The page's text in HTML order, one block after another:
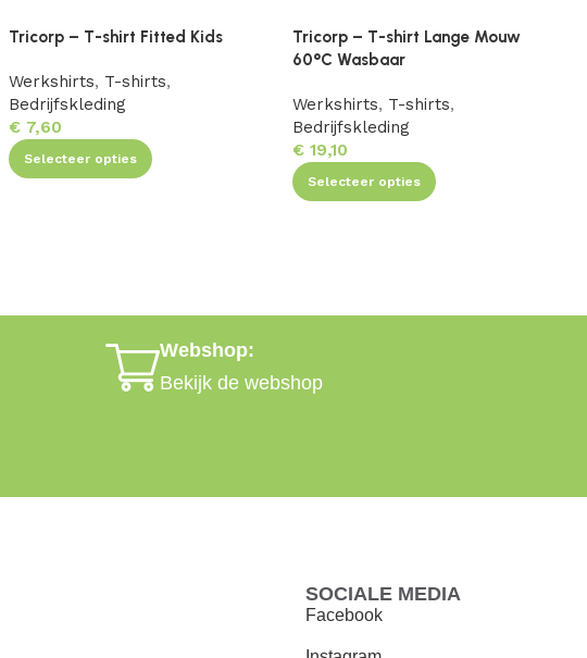
Tricorp – T-shirt Fitted Kids
Werkshirts, T-shirts,
Bedrijfskleding
€ 7,60
Selecteer opties
Tricorp – T-shirt Lange Mouw
60°C Wasbaar
Werkshirts, T-shirts,
Bedrijfskleding
€ 19,10
Selecteer opties
Webshop:
Bekijk de webshop
SOCIALE MEDIA
Facebook